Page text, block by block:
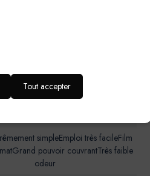
Aspect mat soyeux
simpleEmploi très facileFilm
pouvoir couvrantTrès faible
odeur
Tout accepter